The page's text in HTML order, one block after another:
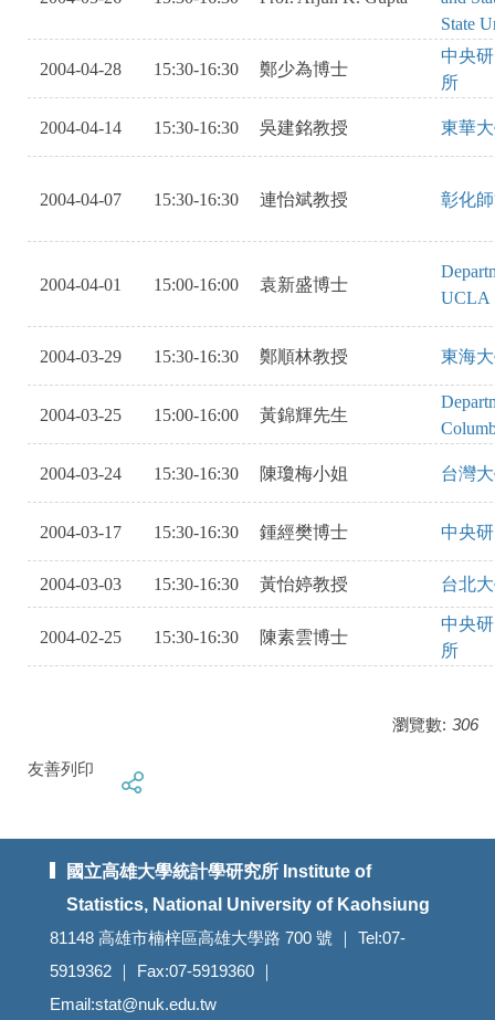
State
2004-04-28 15:30-16:30 鄭少為博士
中央
所
2004-04-14 15:30-16:30 吳建銘教授 東華
2004-04-07 15:30-16:30 連怡斌教授 彰化
2004-04-01 15:00-16:00 袁新盛博士
UCLA
2004-03-29 15:30-16:30 鄭順林教授 東海
2004-03-25 15:00-16:00 黃錦輝先生
2004-03-24 15:30-16:30 陳瓊梅小姐 台灣
2004-03-17 15:30-16:30 鍾經樊博士 中央
2004-03-03 15:30-16:30 黃怡婷教授 台北
2004-02-25 15:30-16:30 陳素雲博士
中央
所
瀏覽數: 306
友善列印
國立高雄大學統計學研究所 Institute of
Statistics, National University of Kaohsiung
81148 高雄市楠梓區高雄大學路 700 號 ｜ Tel:07-
5919362 ｜ Fax:07-5919360 ｜
Email:stat@nuk.edu.tw